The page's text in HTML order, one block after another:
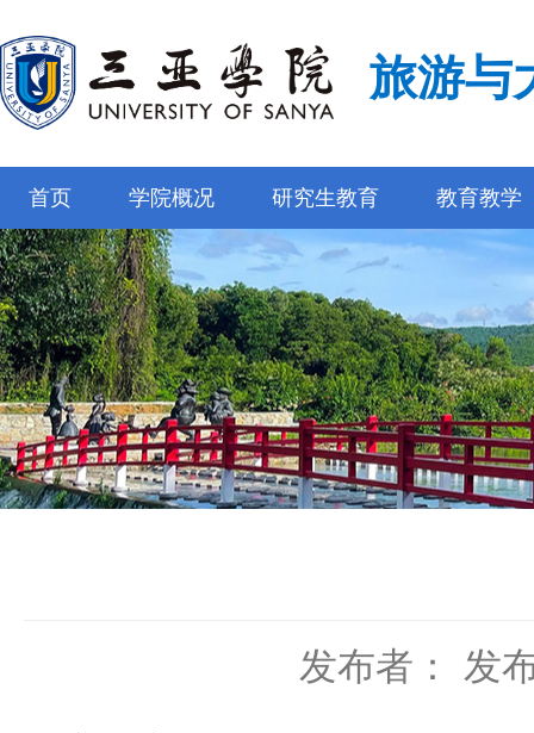
旅游与
首页 学院概况 研究生教育 教育教学
发布者： 发